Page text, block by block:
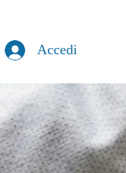
Accedi